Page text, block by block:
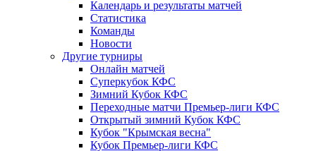
Календарь и результаты матчей
Статистика
Команды
Новости
Другие турниры
Онлайн матчей
Суперкубок КФС
Зимний Кубок КФС
Переходные матчи Премьер-лиги КФС
Открытый зимний Кубок КФС
Кубок "Крымская весна"
Кубок Премьер-лиги КФС